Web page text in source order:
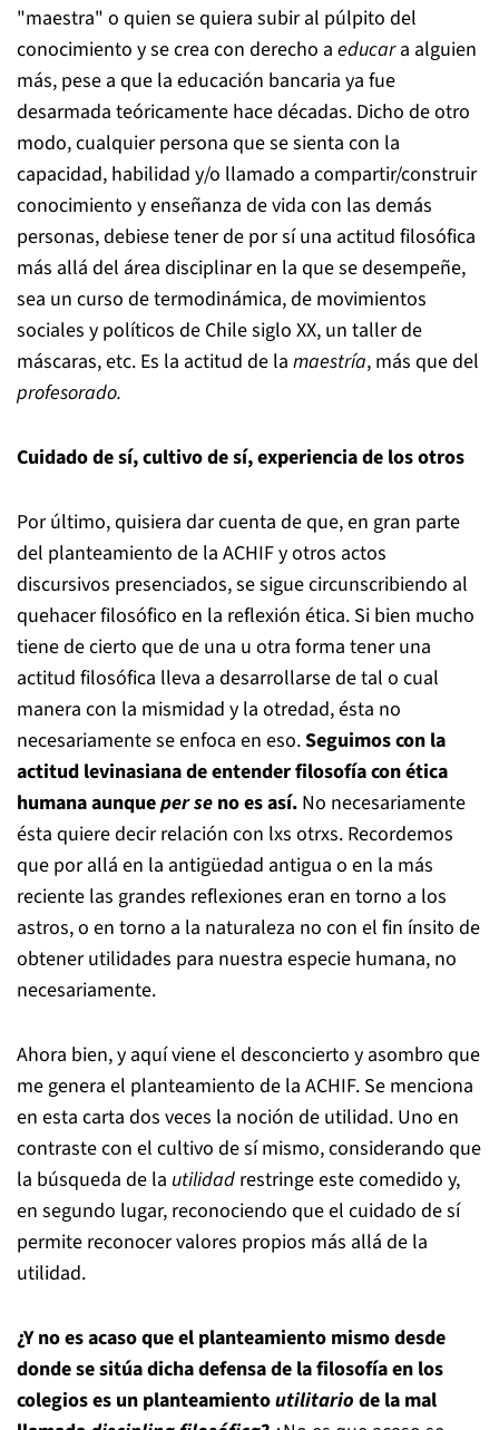
"maestra" o quien se quiera subir al púlpito del
conocimiento y se crea con derecho a educara alguien
más, pese a que la educación bancaria ya fue
desarmada teóricamente hace décadas. Dicho de otro
modo, cualquier persona que se sienta con la
capacidad, habilidad y/o llamado a compartir/construir
conocimiento y enseñanza de vida con las demás
personas, debiese tener de por sí una actitud filosófica
más allá del área disciplinar en la que se desempeñe,
sea un curso de termodinámica, de movimientos
sociales y políticos de Chile siglo XX, un taller de
máscaras, etc. Es la actitud de la maestría, más que del
profesorado.
Cuidado de sí, cultivo de sí, experiencia de los otros
Por último, quisiera dar cuenta de que, en gran parte
del planteamiento de la ACHIF y otros actos
discursivos presenciados, se sigue circunscribiendo al
quehacer filosófico en la reflexión ética. Si bien mucho
tiene de cierto que de una u otra forma tener una
actitud filosófica lleva a desarrollarse de tal o cual
manera con la mismidad y la otredad, ésta no
necesariamente se enfoca en eso.Seguimos con la
actitud levinasiana de entender filosofía con ética
humana aunqueper se no es así. No necesariamente
ésta quiere decir relación con lxs otrxs. Recordemos
que por allá en la antigüedad antigua o en la más
reciente las grandes reflexiones eran en torno a los
astros, o en torno a la naturaleza no con el fin ínsito de
obtener utilidades para nuestra especie humana, no
necesariamente.
Ahora bien, y aquí viene el desconcierto y asombro que
me genera el planteamiento de la ACHIF. Se menciona
en esta carta dos veces la noción de utilidad. Uno en
contraste con el cultivo de sí mismo, considerando que
la búsqueda de la utilidad restringe este comedido y,
en segundo lugar, reconociendo que el cuidado de sí
permite reconocer valores propios más allá de la
utilidad.
¿Y no es acaso que el planteamiento mismo desde
donde se sitúa dicha defensa de la filosofía en los
colegios es un planteamientoutilitario de la mal